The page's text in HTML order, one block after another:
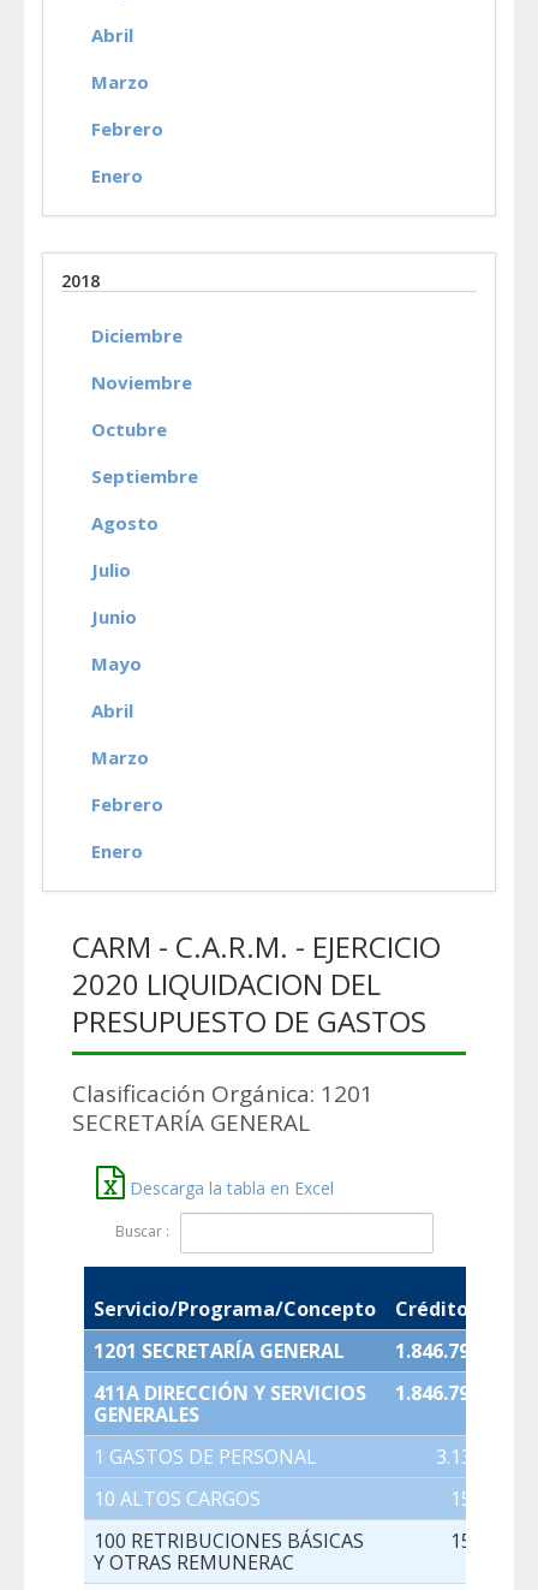
Abril
Marzo
Febrero
Enero
2018
Diciembre
Noviembre
Octubre
Septiembre
Agosto
Julio
Junio
Mayo
Abril
Marzo
Febrero
Enero
CARM - C.A.R.M. - EJERCICIO
2020 LIQUIDACION DEL
PRESUPUESTO DE GASTOS
Clasificación Orgánica: 1201
SECRETARÍA GENERAL
Descarga la tabla en Excel
Buscar :
Servicio/Programa/Concepto
Crédito Inicial
1201 SECRETARÍA GENERAL
411A DIRECCIÓN Y SERVICIOS
GENERALES
1 GASTOS DE PERSONAL
10 ALTOS CARGOS
100 RETRIBUCIONES BÁSICAS
Y OTRAS REMUNERAC